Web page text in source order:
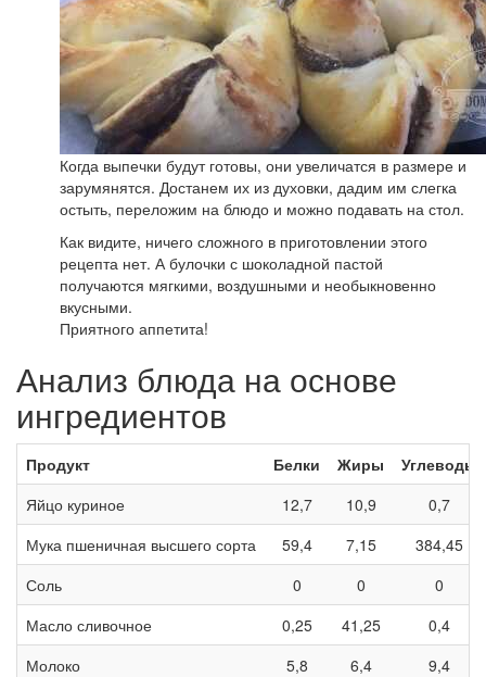
Когда выпечки будут готовы, они увеличатся в размере и
зарумянятся. Достанем их из духовки, дадим им слегка
остыть, переложим на блюдо и можно подавать на стол.
Как видите, ничего сложного в приготовлении этого
рецепта нет. А булочки с шоколадной пастой
получаются мягкими, воздушными и необыкновенно
вкусными.
Приятного аппетита!
Анализ блюда на основе
ингредиентов
Продукт Белки Жиры
Углеводы
Яйцо куриное
12,7 10,9
0,7
Мука пшеничная высшего сорта
59,4 7,15
384,45
Соль
0 0
0
Масло сливочное
0,25 41,25
0,4
Молоко
5,8 6,4
9,4